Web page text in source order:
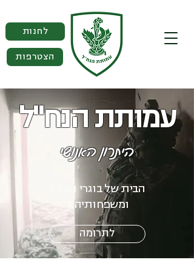
לחנות
הצטרפות
עמותת הנח"ל
היתרון האנושי
הבית של בוגרי הנח"ל
ומשפחותיהם
לתרומה